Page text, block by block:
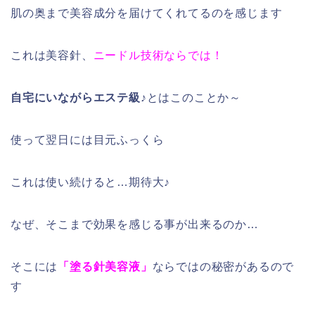
肌の奥まで美容成分を届けてくれてるのを感じます
これは美容針、 ニードル技術ならでは！
自宅にいながらエステ級♪ とはこのことか～
使って翌日には目元ふっくら
これは使い続けると…期待大♪
なぜ、そこまで効果を感じる事が出来るのか…
そこには 「塗る針美容液」 ならではの秘密があるので
す